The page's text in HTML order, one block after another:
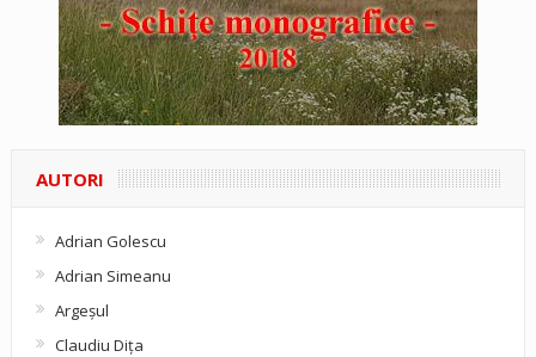
AUTORI
Adrian Golescu
Adrian Simeanu
Argeşul
Claudiu Diţa